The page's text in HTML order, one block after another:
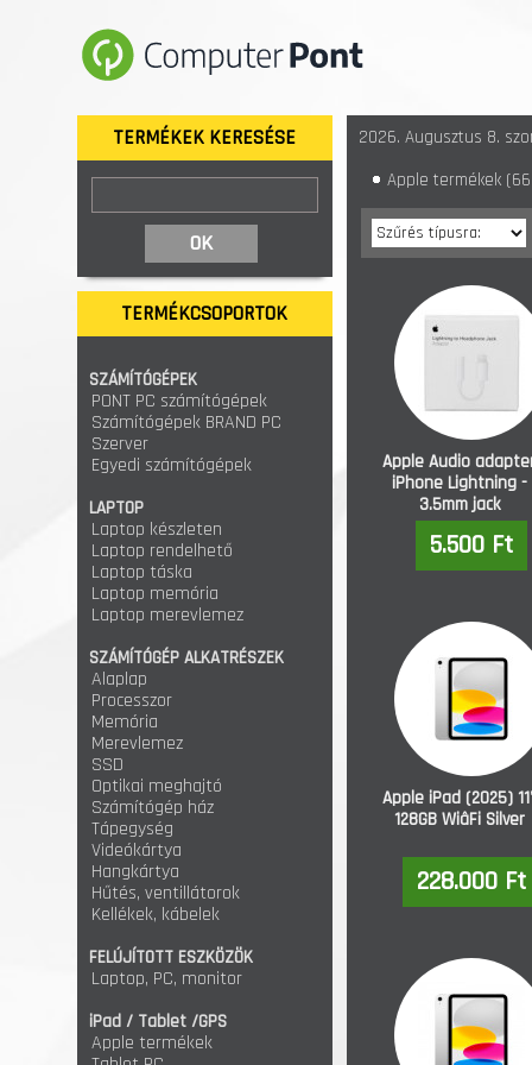
TERMÉKEK KERESÉSE
TERMÉKCSOPORTOK
SZÁMÍTÓGÉPEK
PONT PC számítógépek
Számítógépek BRAND PC
Szerver
Egyedi számítógépek
LAPTOP
Laptop készleten
Laptop rendelhető
Laptop táska
Laptop memória
Laptop merevlemez
SZÁMÍTÓGÉP ALKATRÉSZEK
Alaplap
Processzor
Memória
Merevlemez
SSD
Optikai meghajtó
Számítógép ház
Tápegység
Videókártya
Hangkártya
Hűtés, ventillátorok
Kellékek, kábelek
FELÚJÍTOTT ESZKÖZÖK
Laptop, PC, monitor
iPad / Tablet /GPS
Apple termékek
2026. Augusztus 8.
Apple termékek(66
Apple Audio
iPhone Lightning -
3.5mm jack
5.500 Ft
Apple iPad (2025)
128GB WiâFi Silver
228.000 Ft